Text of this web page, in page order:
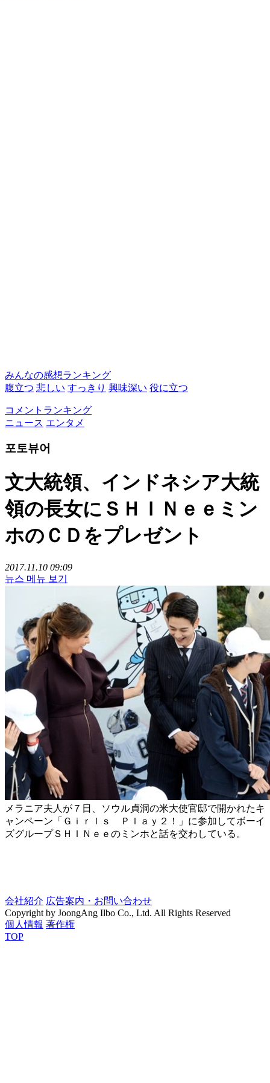
みんなの感想ランキング
腹立つ 悲しい すっきり 興味深い 役に立つ
コメントランキング
ニュース エンタメ
포토뷰어
文大統領、インドネシア大統
領の長女にＳＨＩＮｅｅミン
ホのＣＤをプレゼント
2017.11.10 09:09
뉴스 메뉴 보기
メラニア夫人が７日、ソウル貞洞の米大使官邸で開かれたキ
ャンペーン「Ｇｉｒｌｓ Ｐｌａｙ２！」に参加してボーイ
ズグループＳＨＩＮｅｅのミンホと話を交わしている。
会社紹介 広告案内・お問い合わせ
Copyright by JoongAng Ilbo Co., Ltd. All Rights Reserved
個人情報 著作権
TOP